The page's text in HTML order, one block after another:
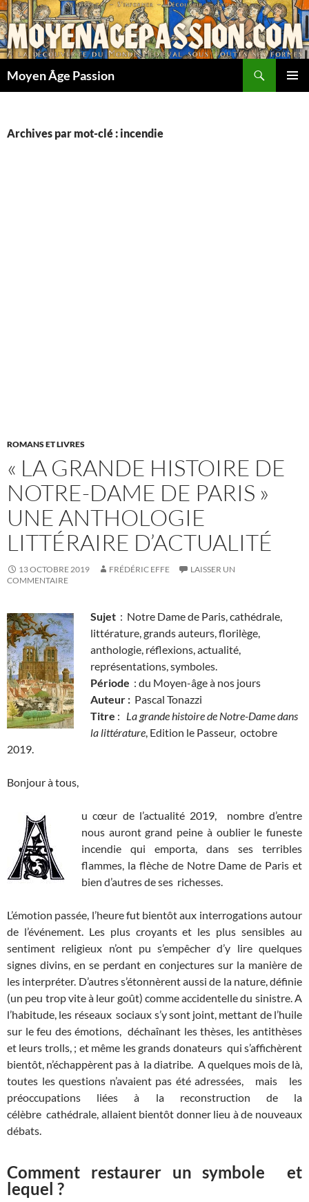
Aller
au
contenu
Moyen Âge Passion
Archives par mot-clé : incendie
ROMANS ET LIVRES
« LA GRANDE HISTOIRE DE
NOTRE-DAME DE PARIS »
UNE ANTHOLOGIE
LITTÉRAIRE D’ACTUALITÉ
13 OCTOBRE 2019 FRÉDÉRIC EFFE
LAISSER UN
COMMENTAIRE
Sujet : Notre Dame de Paris, cathédrale,
littérature, grands auteurs, florilège,
anthologie, réflexions, actualité,
représentations, symboles.
Période : du Moyen-âge à nos jours
Auteur : Pascal Tonazzi
Titre : La grande histoire de Notre-Dame dans
la littérature, Edition le Passeur, octobre
2019.
Bonjour à tous,
u cœur de l’actualité 2019, nombre d’entre
nous auront grand peine à oublier le funeste
incendie qui emporta, dans ses terribles
flammes, la flèche de Notre Dame de Paris et
bien d’autres de ses richesses.
L’émotion passée, l’heure fut bientôt aux interrogations autour
de l’événement. Les plus croyants et les plus sensibles au
sentiment religieux n’ont pu s’empêcher d’y lire quelques
signes divins, en se perdant en conjectures sur la manière de
les interpréter. D’autres s’étonnèrent aussi de la nature, définie
(un peu trop vite à leur goût) comme accidentelle du sinistre. A
l’habitude, les réseaux sociaux s’y sont joint, mettant de l’huile
sur le feu des émotions, déchaînant les thèses, les antithèses
et leurs trolls, ; et même les grands donateurs qui s’affichèrent
bientôt, n’échappèrent pas à la diatribe. A quelques mois de là,
toutes les questions n’avaient pas été adressées, mais les
préoccupations liées à la reconstruction de la
célèbre cathédrale, allaient bientôt donner lieu à de nouveaux
débats.
Comment restaurer un symbole et
lequel ?